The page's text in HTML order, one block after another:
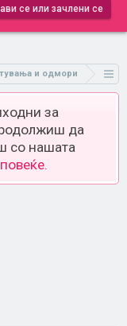
се или зачлени се
и одмори
за
да
со нашата